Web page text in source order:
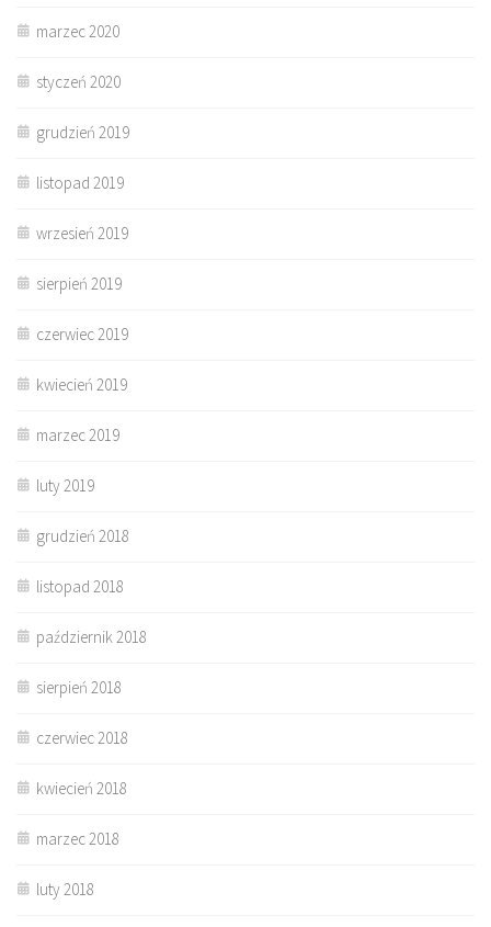
marzec 2020
styczeń 2020
grudzień 2019
listopad 2019
wrzesień 2019
sierpień 2019
czerwiec 2019
kwiecień 2019
marzec 2019
luty 2019
grudzień 2018
listopad 2018
październik 2018
sierpień 2018
czerwiec 2018
kwiecień 2018
marzec 2018
luty 2018